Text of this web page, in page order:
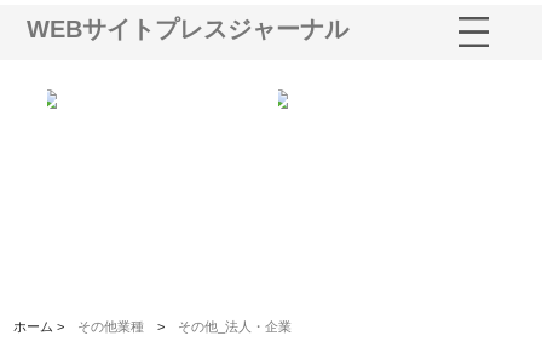
WEBサイトプレスジャーナル
ホーム > その他業種 > その他_法人・企業